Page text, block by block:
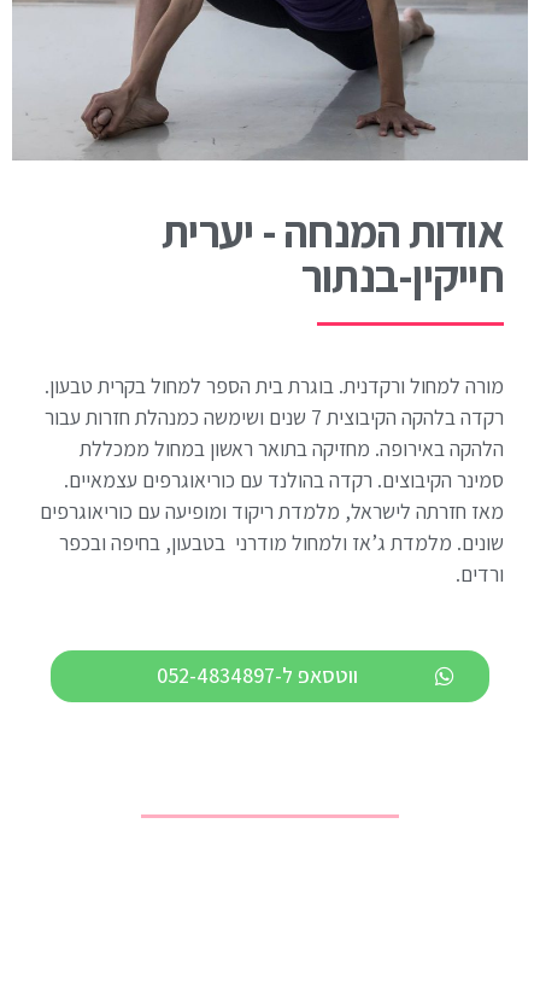
אודות המנחה - יערית
חייקין-בנתור
מורה למחול ורקדנית. בוגרת בית הספר למחול בקרית טבעון.
רקדה בלהקה הקיבוצית 7 שנים ושימשה כמנהלת חזרות עבור
הלהקה באירופה. מחזיקה בתואר ראשון במחול ממכללת
סמינר הקיבוצים. רקדה בהולנד עם כוריאוגרפים עצמאיים.
מאז חזרתה לישראל, מלמדת ריקוד ומופיעה עם כוריאוגרפים
שונים. מלמדת ג’אז ולמחול מודרני בטבעון, בחיפה ובכפר
ורדים.
ווטסאפ ל-052-4834897